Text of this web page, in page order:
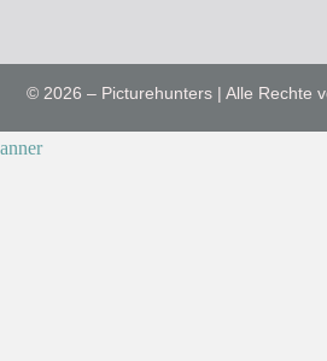
© 2026 – Picturehunters | Alle Rechte